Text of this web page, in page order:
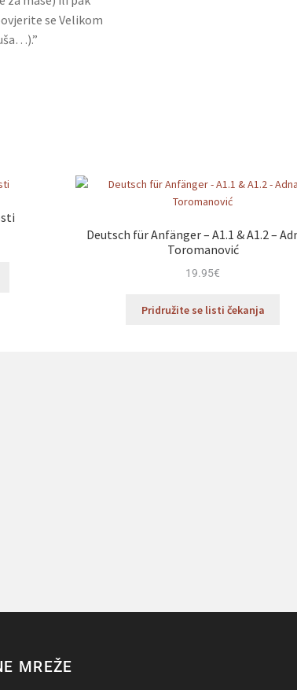
se Velikom
Deutsch für Anfänger – A1.1 & A1.2 –
Toromanović
19.95€
Pridružite se listi čekanja
MREŽE